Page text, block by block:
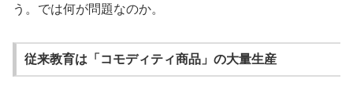
う。では何が問題なのか。
従来教育は「コモディティ商品」の大量生産